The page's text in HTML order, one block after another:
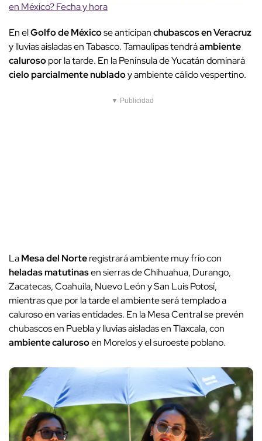
en México? Fecha y hora
En elGolfo de Méxicose anticipanchubascos en Veracruz
y lluvias aisladas en Tabasco. Tamaulipas tendráambiente
calurosopor la tarde. En la Península de Yucatán dominará
cielo parcialmente nubladoy ambiente cálido vespertino.
▼ Publicidad
LaMesa del Norteregistrará ambiente muy frío con
heladas matutinasen sierras de Chihuahua, Durango,
Zacatecas, Coahuila, Nuevo León y San Luis Potosí,
mientras que por la tarde el ambiente será templado a
caluroso en varias entidades. En la Mesa Central se prevén
chubascos en Puebla y lluvias aisladas en Tlaxcala, con
ambiente calurosoen Morelos y el suroeste poblano.